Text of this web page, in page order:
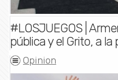
#LOSJUEGOS |
pública y el Grito, a
Opinion